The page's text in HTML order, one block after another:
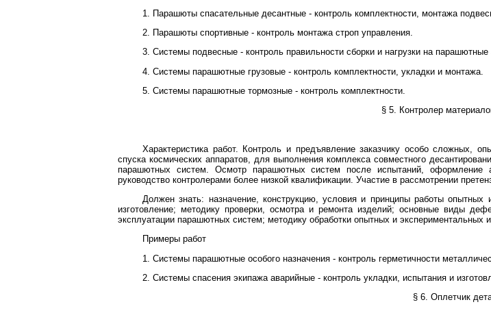
1. Парашюты спасательные десантные - контроль комплектности, монтажа
2. Парашюты спортивные - контроль монтажа строп управления.
3. Системы подвесные - контроль правильности сборки и нагрузки на парашютные
4. Системы парашютные грузовые - контроль комплектности, укладки и монтажа.
5. Системы парашютные тормозные - контроль комплектности.
§ 5. Контролер
Характеристика работ. Контроль и предъявление заказчику особо сложных,
спуска космических аппаратов, для выполнения комплекса совместного
парашютных систем. Осмотр парашютных систем после испытаний, оформление
руководство контролерами более низкой квалификации. Участие в рассмотрении
Должен знать: назначение, конструкцию, условия и принципы работы
изготовление; методику проверки, осмотра и ремонта изделий; основные виды
эксплуатации парашютных систем; методику обработки опытных и экспериментальных
Примеры работ
1. Системы парашютные особого назначения - контроль герметичности
2. Системы спасения экипажа аварийные - контроль укладки, испытания и
§ 6. Оплетчик